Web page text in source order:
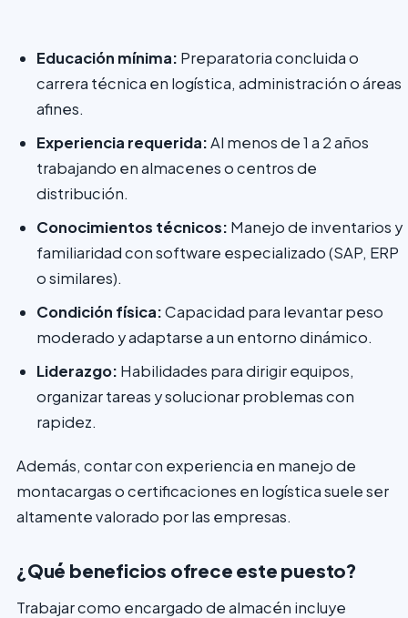
Educación mínima: Preparatoria concluida o
carrera técnica en logística, administración o áreas
afines.
Experiencia requerida:Al menos de 1 a 2 años
trabajando en almacenes o centros de
distribución.
Conocimientos técnicos: Manejo de inventarios y
familiaridad con software especializado (SAP, ERP
o similares).
Condición física:Capacidad para levantar peso
moderado y adaptarse a un entorno dinámico.
Liderazgo: Habilidades para dirigir equipos,
organizar tareas y solucionar problemas con
rapidez.
Además, contar con experiencia en manejo de
montacargas o certificaciones en logística suele ser
altamente valorado por las empresas.
¿Qué beneficios ofrece este puesto?
Trabajar como encargado de almacén incluye